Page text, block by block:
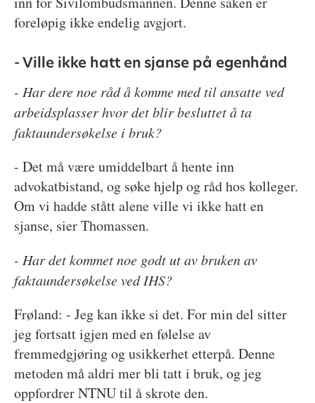
foreløpig ikke endelig avgjort.
- Ville ikke hatt en sjanse på egenhånd
- Har dere noe råd å komme med til ansatte ved
arbeidsplasser hvor det blir besluttet å ta
faktaundersøkelse i bruk?
- Det må være umiddelbart å hente inn
advokatbistand, og søke hjelp og råd hos kolleger.
Om vi hadde stått alene ville vi ikke hatt en
sjanse, sier Thomassen.
- Har det kommet noe godt ut av bruken av
faktaundersøkelse ved IHS?
Frøland: - Jeg kan ikke si det. For min del sitter
jeg fortsatt igjen med en følelse av
fremmedgjøring og usikkerhet etterpå. Denne
metoden må aldri mer bli tatt i bruk, og jeg
oppfordrer NTNU til å skrote den.